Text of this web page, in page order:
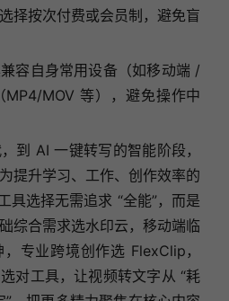
择按次付费或会员制，避免盲
容自身常用设备（如移动端 /
MP4/MOV 等），避免操作中
到 AI 一键转写的智能阶段，
提升学习、工作、创作效率的
具选择无需追求 “全能”，而是
综合需求选水印云，移动端临
专业跨境创作选 FlexClip，
对工具，让视频转文字从 “耗